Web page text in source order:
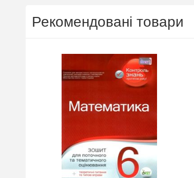
Максимальна кількість шансів -
15 Реєстрація в акції за номером
Рекомендовані товари